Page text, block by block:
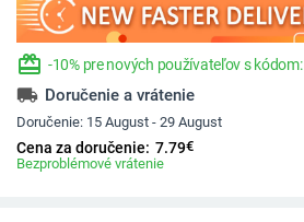
redeem -10% pre nových používateľov s kódom:
local_shipping Doručenie a vrátenie
Doručenie: 15 August - 29 August
Cena za doručenie: 7.79€
Bezproblémové vrátenie